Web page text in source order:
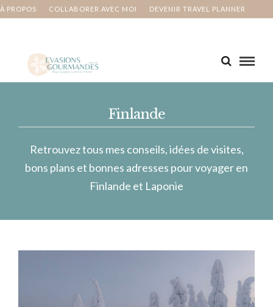
À PROPOS COLLABORER AVEC MOI DEVENIR TRAVEL PLANNER
Finlande
Retrouvez tous mes conseils, idées de visites,
bons plans et bonnes adresses pour voyager en
Finlande et Laponie